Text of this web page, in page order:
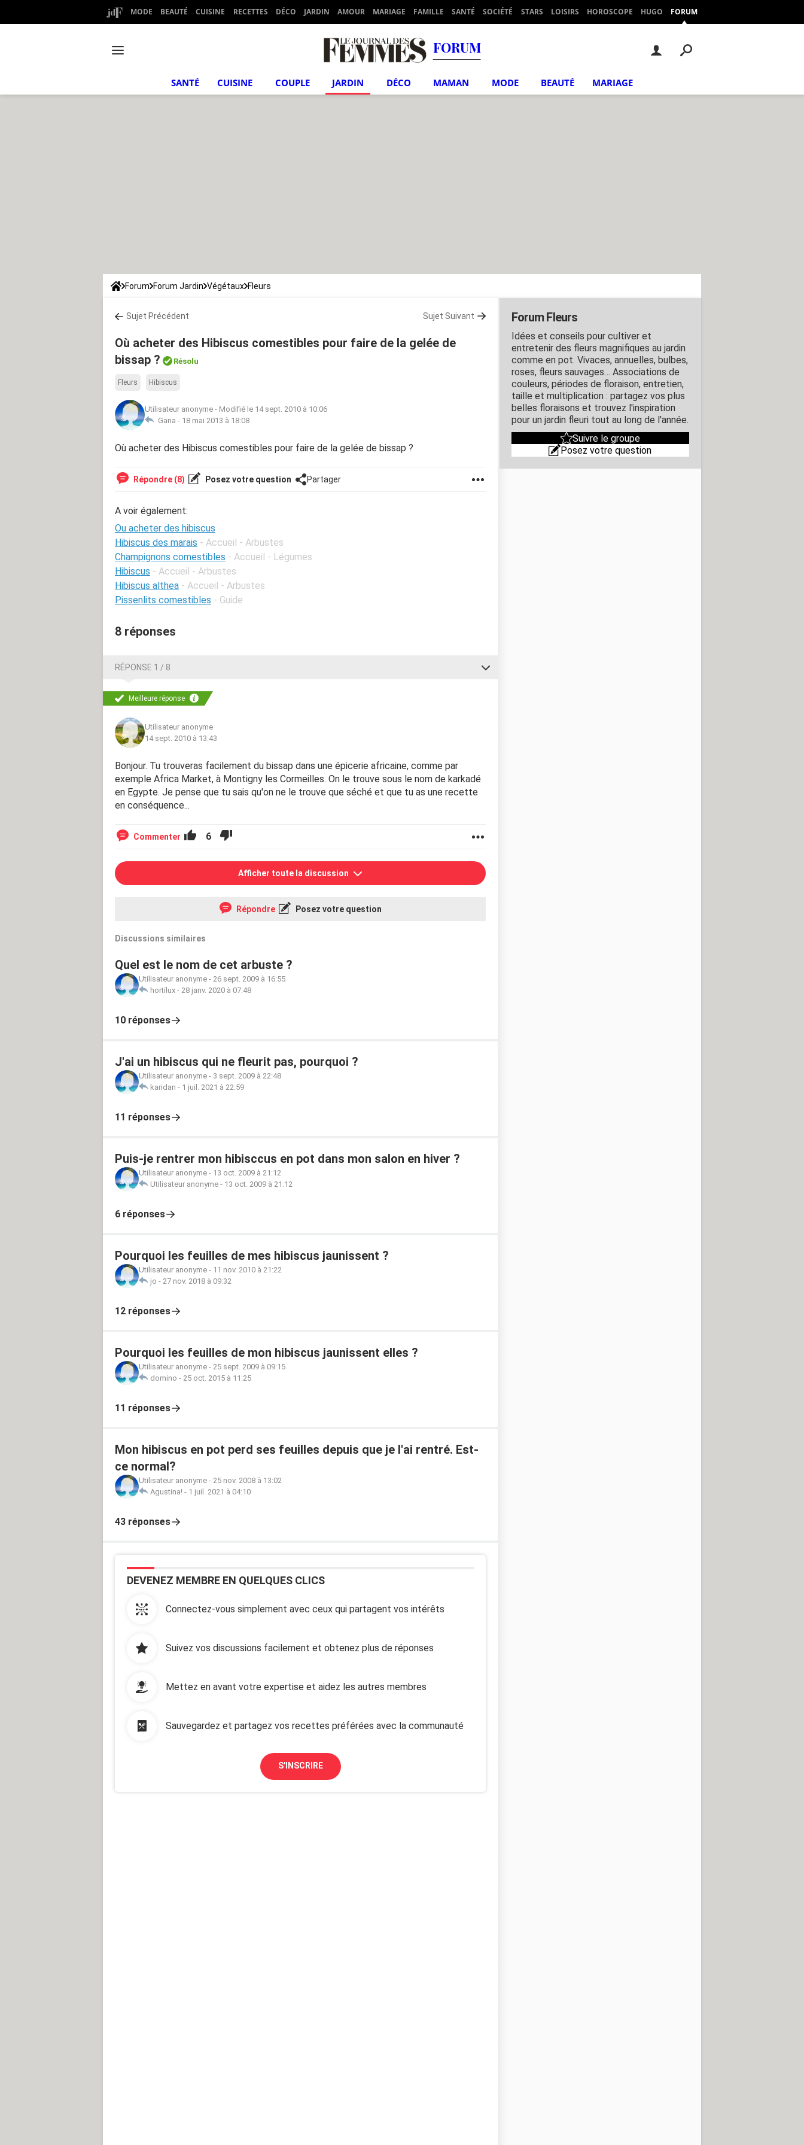
MODE BEAUTÉ CUISINE RECETTES DÉCO JARDIN AMOUR MARIAGE FAMILLE SANTÉ SOCIÉTÉ STARS LOISIRS HOROSCOPE HUGO FORUM
FORUM
SANTÉ CUISINE COUPLE JARDIN DÉCO MAMAN MODE BEAUTÉ MARIAGE
Forum Forum Jardin Végétaux Fleurs
Sujet Précédent Sujet Suivant
Où acheter des Hibiscus comestibles pour faire de la gelée de
bissap ?
Résolu
Fleurs Hibiscus
Utilisateur anonyme - Modifié le 14 sept. 2010 à 10:06
Gana - 18 mai 2013 à 18:08
Où acheter des Hibiscus comestibles pour faire de la gelée de bissap ?
Répondre (8) Posez votre question Partager
A voir également:
Ou acheter des hibiscus
Hibiscus des marais - Accueil - Arbustes
Champignons comestibles - Accueil - Légumes
Hibiscus - Accueil - Arbustes
Hibiscus althea - Accueil - Arbustes
Pissenlits comestibles - Guide
8 réponses
RÉPONSE 1 / 8
Meilleure réponse
Utilisateur anonyme
14 sept. 2010 à 13:43
Bonjour. Tu trouveras facilement du bissap dans une épicerie africaine, comme par
exemple Africa Market, à Montigny les Cormeilles. On le trouve sous le nom de karkadé
en Egypte. Je pense que tu sais qu'on ne le trouve que séché et que tu as une recette
en conséquence...
Commenter 6
Afficher toute la discussion
Répondre Posez votre question
Discussions similaires
Quel est le nom de cet arbuste ?
Utilisateur anonyme - 26 sept. 2009 à 16:55
hortilux - 28 janv. 2020 à 07:48
10 réponses
J'ai un hibiscus qui ne fleurit pas, pourquoi ?
Utilisateur anonyme - 3 sept. 2009 à 22:48
karidan - 1 juil. 2021 à 22:59
11 réponses
Puis-je rentrer mon hibisccus en pot dans mon salon en hiver ?
Utilisateur anonyme - 13 oct. 2009 à 21:12
Utilisateur anonyme - 13 oct. 2009 à 21:12
6 réponses
Pourquoi les feuilles de mes hibiscus jaunissent ?
Utilisateur anonyme - 11 nov. 2010 à 21:22
jo - 27 nov. 2018 à 09:32
12 réponses
Pourquoi les feuilles de mon hibiscus jaunissent elles ?
Utilisateur anonyme - 25 sept. 2009 à 09:15
domino - 25 oct. 2015 à 11:25
11 réponses
Mon hibiscus en pot perd ses feuilles depuis que je l'ai rentré. Est-
ce normal?
Utilisateur anonyme - 25 nov. 2008 à 13:02
Agustina! - 1 juil. 2021 à 04:10
43 réponses
DEVENEZ MEMBRE EN QUELQUES CLICS
Connectez-vous simplement avec ceux qui partagent vos intérêts
Suivez vos discussions facilement et obtenez plus de réponses
Mettez en avant votre expertise et aidez les autres membres
Sauvegardez et partagez vos recettes préférées avec la communauté
S'INSCRIRE
Forum Fleurs
Idées et conseils pour cultiver et
entretenir des fleurs magnifiques au jardin
comme en pot. Vivaces, annuelles, bulbes,
roses, fleurs sauvages… Associations de
couleurs, périodes de floraison, entretien,
taille et multiplication : partagez vos plus
belles floraisons et trouvez l'inspiration
pour un jardin fleuri tout au long de l'année.
Suivre le groupe
Posez votre question